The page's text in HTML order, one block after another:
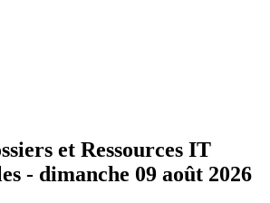
et Ressources IT
- dimanche 09 août 2026